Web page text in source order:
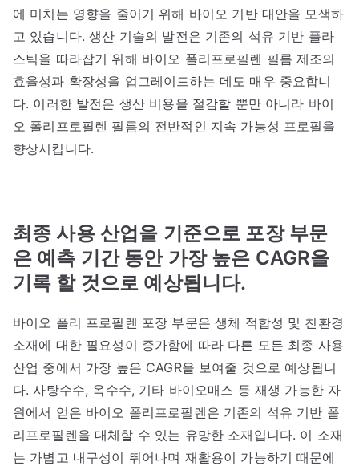
에 미치는 영향을 줄이기 위해 바이오 기반 대안을 모색하
고 있습니다. 생산 기술의 발전은 기존의 석유 기반 플라
스틱을 따라잡기 위해 바이오 폴리프로필렌 필름 제조의
효율성과 확장성을 업그레이드하는 데도 매우 중요합니
다. 이러한 발전은 생산 비용을 절감할 뿐만 아니라 바이
오 폴리프로필렌 필름의 전반적인 지속 가능성 프로필을
향상시킵니다.
최종 사용 산업을 기준으로 포장 부문
은 예측 기간 동안 가장 높은 CAGR을
기록 할 것으로 예상됩니다.
바이오 폴리 프로필렌 포장 부문은 생체 적합성 및 친환경
소재에 대한 필요성이 증가함에 따라 다른 모든 최종 사용
산업 중에서 가장 높은 CAGR을 보여줄 것으로 예상됩니
다. 사탕수수, 옥수수, 기타 바이오매스 등 재생 가능한 자
원에서 얻은 바이오 폴리프로필렌은 기존의 석유 기반 폴
리프로필렌을 대체할 수 있는 유망한 소재입니다. 이 소재
는 가볍고 내구성이 뛰어나며 재활용이 가능하기 때문에